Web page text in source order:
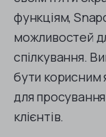
функціям,
можливостей
спілкування.
бути корисним
для
клієнтів.